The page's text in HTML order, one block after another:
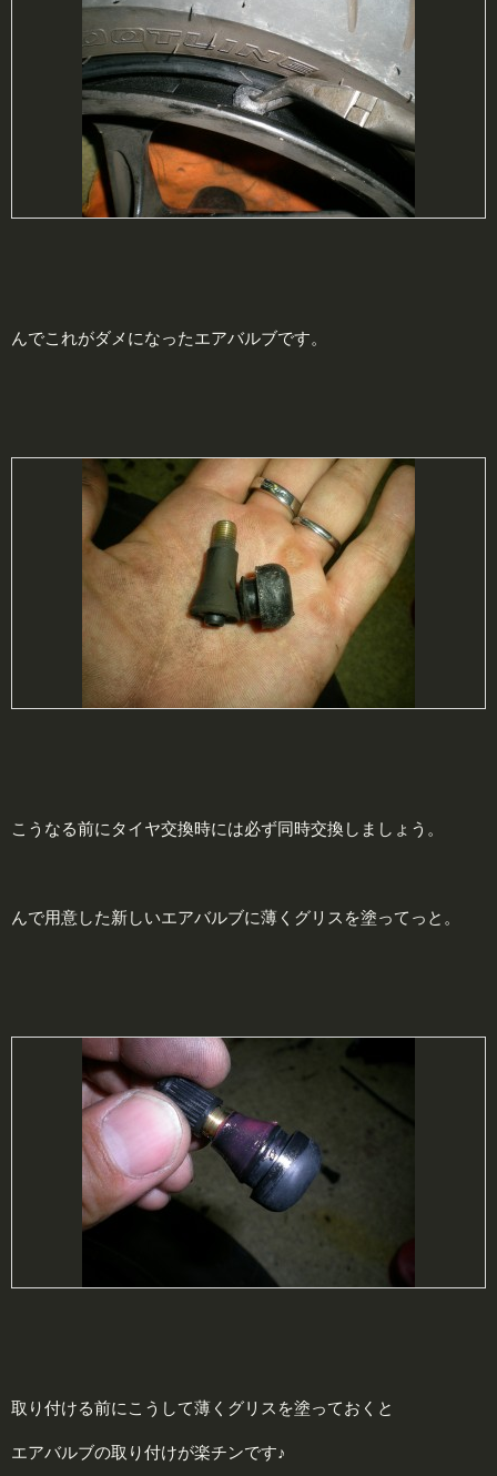
んでこれがダメになったエアバルブです。
こうなる前にタイヤ交換時には必ず同時交換しましょう。
んで用意した新しいエアバルブに薄くグリスを塗ってっと。
取り付ける前にこうして薄くグリスを塗っておくと
エアバルブの取り付けが楽チンです♪